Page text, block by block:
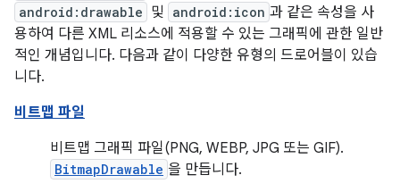
android:drawable 및 android:icon 과 같은 속성을 사
용하여 다른 XML 리소스에 적용할 수 있는 그래픽에 관한 일반
적인 개념입니다. 다음과 같이 다양한 유형의 드로어블이 있습
니다.
비트맵 파일
비트맵 그래픽 파일(PNG, WEBP, JPG 또는 GIF).
BitmapDrawable 을 만듭니다.